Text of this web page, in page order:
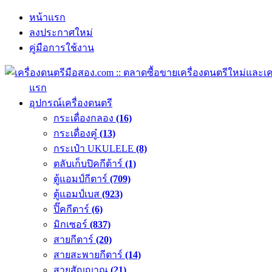
หน้าแรก
ลงประกาศใหม่
คู่มือการใช้งาน
แรก
อุปกรณ์เครื่องดนตรี
กระเดื่องกลอง (16)
กระเดื่องคู๋ (13)
กระเป๋า UKULELE (8)
ตลับเก็บปิคกีต้าร์ (1)
ตู้แอมป์กีตาร์ (709)
ตู้แอมป์เบส (923)
ปิ๊คกีตาร์ (6)
มิกเซอร์ (837)
สายกีตาร์ (20)
สายสะพายกีตาร์ (14)
สายสัญญาณ (21)